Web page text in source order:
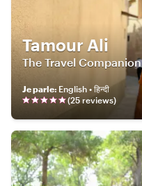
Tamour Ali
The Travel Companion
Je parle: English • हिन्दी
(25 reviews)